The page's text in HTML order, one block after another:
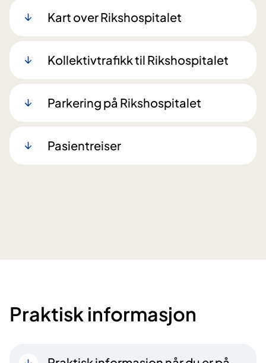
Kart over Rikshospitalet
Kollektivtrafikk til Rikshospitalet
Parkering på Rikshospitalet
Pasientreiser
Praktisk informasjon